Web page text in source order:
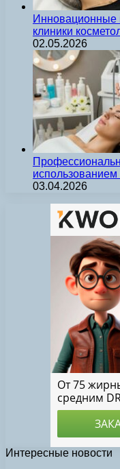
Инновационные
клиники
02.05.2026
03.04.2026
Интересные новости